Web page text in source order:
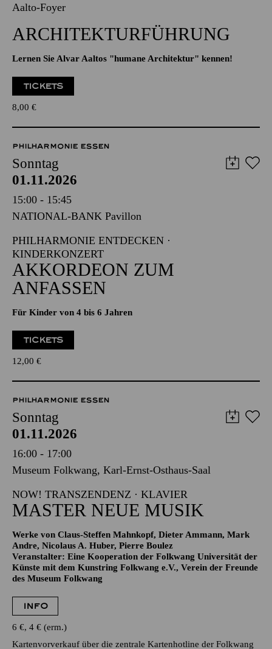
01.11.2026
13:00 - 14:30
Lernen Sie Alvar Aaltos "humane Architektur" kennen!
8,00 €
PHILHARMONIE ESSEN
Sonntag
01.11.2026
15:00 - 15:45
NATIONAL-BANK Pavillon
PHILHARMONIE ENTDECKEN ·
KINDERKONZERT
AKKORDEON ZUM
Für Kinder von 4 bis 6 Jahren
12,00€
PHILHARMONIE ESSEN
Sonntag
01.11.2026
16:00 - 17:00
Museum Folkwang, Karl-Ernst-Osthaus-Saal
NOW! TRANSZENDENZ · KLAVIER
MASTER NEUE MUSIK
Werke von Claus-Steffen Mahnkopf, Dieter Ammann, Mark
Andre, Nicolaus A. Huber, Pierre Boulez
Künste mit dem Kunstring Folkwang e.V., Verein der Freunde
des Museum Folkwang
INFO